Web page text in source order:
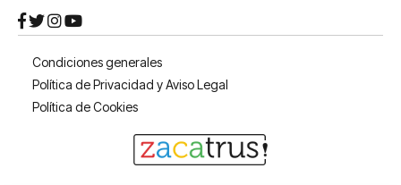
Condiciones generales
Política de Privacidad y Aviso Legal
Política de Cookies